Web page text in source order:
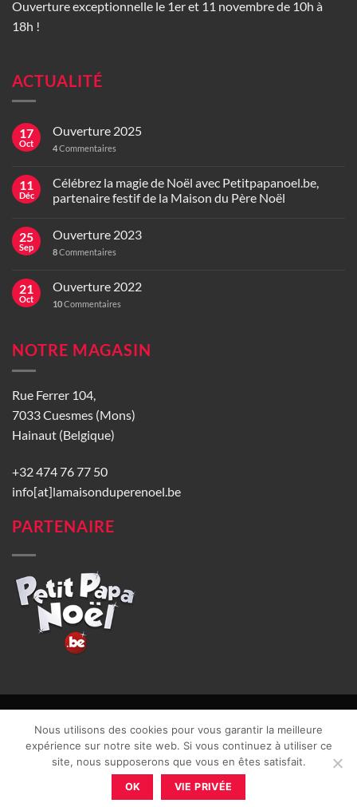
Ouverture exceptionnelle le 1er et 11 novembre de 10h à
18h !
ACTUALITÉ
17
Oct
Ouverture 2025
4Commentaires
11
Déc
Célébrez la magie de Noël avec Petitpapanoel.be,
partenaire festif de la Maison du Père Noël
25
Sep
Ouverture 2023
8Commentaires
21
Oct
Ouverture 2022
10Commentaires
NOTRE MAGASIN
Rue Ferrer 104,
7033 Cuesmes (Mons)
Hainaut (Belgique)
+32 474 76 77 50
info[at]lamaisonduperenoel.be
PARTENAIRE
CGU| Vie privée| TVA : BE0840965749 | Site web réalisé par
Nous utilisons des cookies pour vous garantir la meilleure
expérience sur notre site web. Si vous continuez à utiliser ce
site, nous supposerons que vous en êtes satisfait.
OK VIE PRIVÉE